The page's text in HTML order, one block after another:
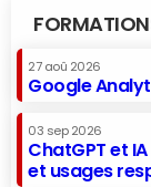
27 aoû 2026
Google
03 sep 2026
ChatGPT et
et usages